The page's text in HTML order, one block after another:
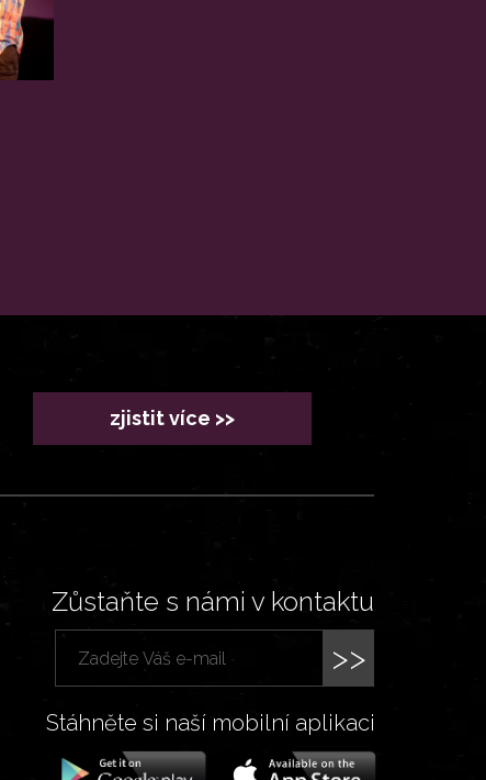
zjistit více >>
Zůstaňte s námi v kontaktu
>>
Stáhněte si naší mobilní aplikaci